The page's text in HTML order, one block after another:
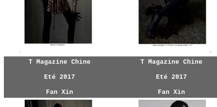
T Magazine Chine
Eté 2017
Fan Xin
T Magazine Chine
Eté 2017
Fan Xin